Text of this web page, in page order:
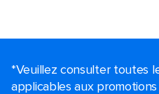
*Veuillez consulter toutes
applicables aux promotions